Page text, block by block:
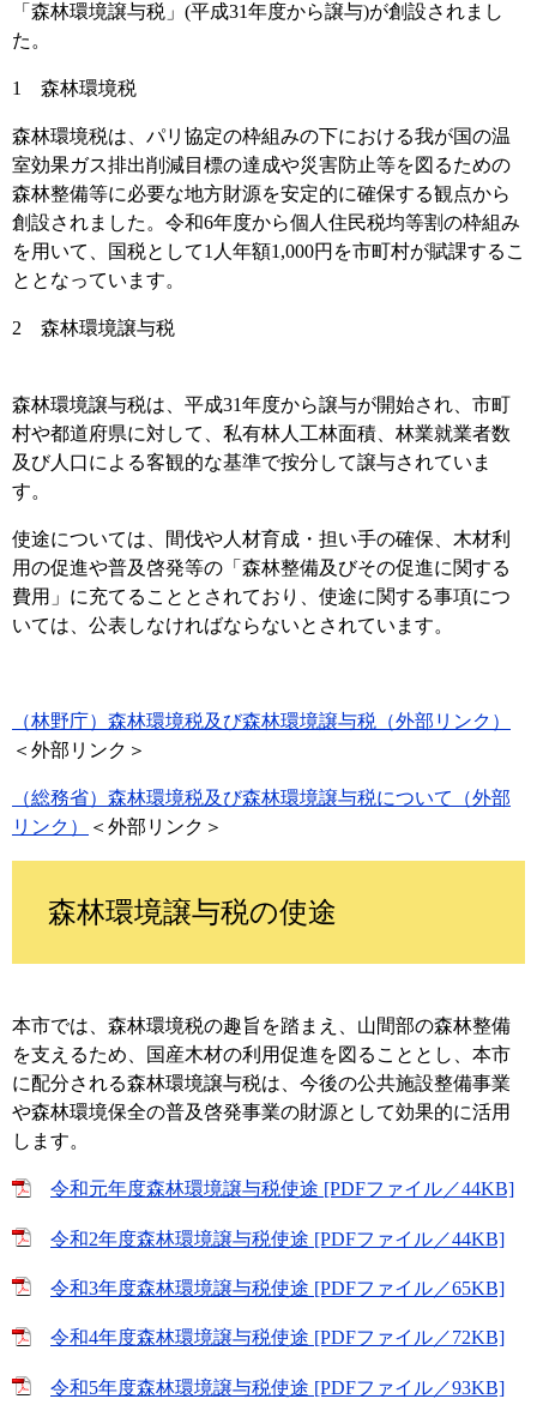
「森林環境譲与税」(平成31年度から譲与)が創設されまし
た。
1 森林環境税
森林環境税は、パリ協定の枠組みの下における我が国の温
室効果ガス排出削減目標の達成や災害防止等を図るための
森林整備等に必要な地方財源を安定的に確保する観点から
創設されました。令和6年度から個人住民税均等割の枠組み
を用いて、国税として1人年額1,000円を市町村が賦課するこ
ととなっています。
2 森林環境譲与税
森林環境譲与税は、平成31年度から譲与が開始され、市町
村や都道府県に対して、私有林人工林面積、林業就業者数
及び人口による客観的な基準で按分して譲与されていま
す。
使途については、間伐や人材育成・担い手の確保、木材利
用の促進や普及啓発等の「森林整備及びその促進に関する
費用」に充てることとされており、使途に関する事項につ
いては、公表しなければならないとされています。
（林野庁）森林環境税及び森林環境譲与税（外部リンク）
＜外部リンク＞
（総務省）森林環境税及び森林環境譲与税について（外部
リンク）
＜外部リンク＞
森林環境譲与税の使途
本市では、森林環境税の趣旨を踏まえ、山間部の森林整備
を支えるため、国産木材の利用促進を図ることとし、本市
に配分される森林環境譲与税は、今後の公共施設整備事業
や森林環境保全の普及啓発事業の財源として効果的に活用
します。
令和元年度森林環境譲与税使途 [PDFファイル／44KB]
令和2年度森林環境譲与税使途 [PDFファイル／44KB]
令和3年度森林環境譲与税使途 [PDFファイル／65KB]
令和4年度森林環境譲与税使途 [PDFファイル／72KB]
令和5年度森林環境譲与税使途 [PDFファイル／93KB]